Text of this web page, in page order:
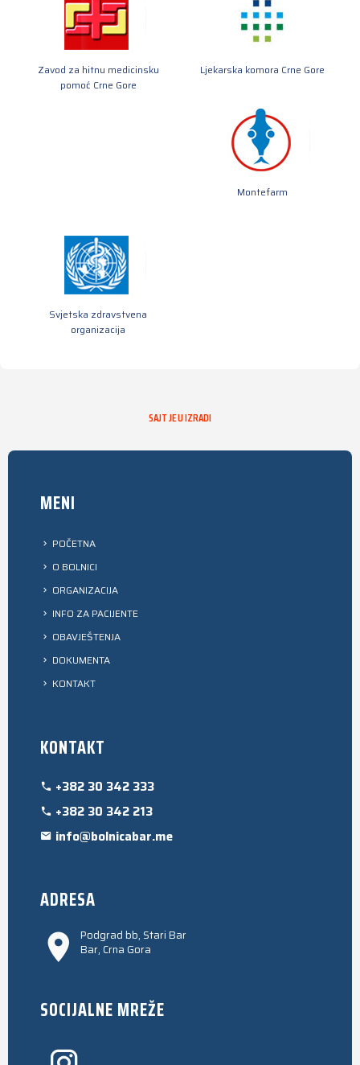
Zavod za hitnu medicinsku
pomoć Crne Gore
Ljekarska komora Crne Gore
Montefarm
Svjetska zdravstvena
organizacija
SAJT JE U IZRADI
MENI
POČETNA
O BOLNICI
ORGANIZACIJA
INFO ZA PACIJENTE
OBAVJEŠTENJA
DOKUMENTA
KONTAKT
KONTAKT
+382 30 342 333
+382 30 342 213
info@bolnicabar.me
ADRESA
Podgrad bb, Stari Bar
Bar, Crna Gora
SOCIJALNE MREŽE